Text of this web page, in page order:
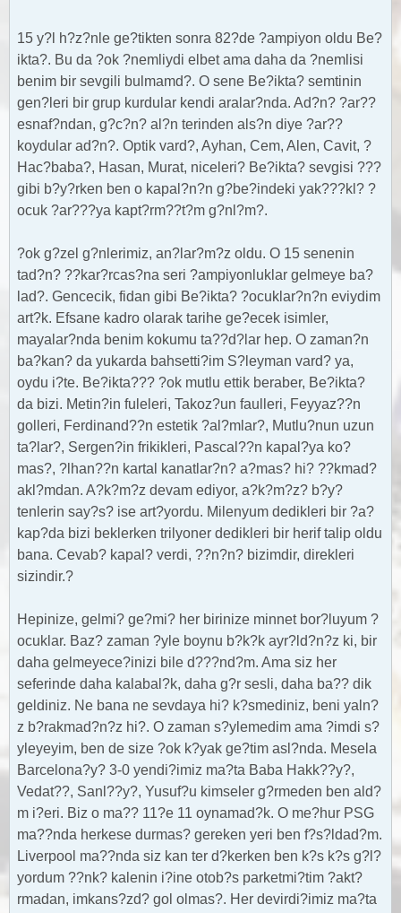
15 y?l h?z?nle ge?tikten sonra 82?de ?ampiyon oldu Be?
ikta?. Bu da ?ok ?nemliydi elbet ama daha da ?nemlisi
benim bir sevgili bulmamd?. O sene Be?ikta? semtinin
gen?leri bir grup kurdular kendi aralar?nda. Ad?n? ?ar??
esnaf?ndan, g?c?n? al?n terinden als?n diye ?ar??
koydular ad?n?. Optik vard?, Ayhan, Cem, Alen, Cavit, ?
Hac?baba?, Hasan, Murat, niceleri? Be?ikta? sevgisi ???
gibi b?y?rken ben o kapal?n?n g?be?indeki yak???kl? ?
ocuk ?ar???ya kapt?rm??t?m g?nl?m?.
?ok g?zel g?nlerimiz, an?lar?m?z oldu. O 15 senenin
tad?n? ??kar?rcas?na seri ?ampiyonluklar gelmeye ba?
lad?. Gencecik, fidan gibi Be?ikta? ?ocuklar?n?n eviydim
art?k. Efsane kadro olarak tarihe ge?ecek isimler,
mayalar?nda benim kokumu ta??d?lar hep. O zaman?n
ba?kan? da yukarda bahsetti?im S?leyman vard? ya,
oydu i?te. Be?ikta??? ?ok mutlu ettik beraber, Be?ikta?
da bizi. Metin?in fuleleri, Takoz?un faulleri, Feyyaz??n
golleri, Ferdinand??n estetik ?al?mlar?, Mutlu?nun uzun
ta?lar?, Sergen?in frikikleri, Pascal??n kapal?ya ko?
mas?, ?lhan??n kartal kanatlar?n? a?mas? hi? ??kmad?
akl?mdan. A?k?m?z devam ediyor, a?k?m?z? b?y?
tenlerin say?s? ise art?yordu. Milenyum dedikleri bir ?a?
kap?da bizi beklerken trilyoner dedikleri bir herif talip oldu
bana. Cevab? kapal? verdi, ??n?n? bizimdir, direkleri
sizindir.?
Hepinize, gelmi? ge?mi? her birinize minnet bor?luyum ?
ocuklar. Baz? zaman ?yle boynu b?k?k ayr?ld?n?z ki, bir
daha gelmeyece?inizi bile d???nd?m. Ama siz her
seferinde daha kalabal?k, daha g?r sesli, daha ba?? dik
geldiniz. Ne bana ne sevdaya hi? k?smediniz, beni yaln?
z b?rakmad?n?z hi?. O zaman s?ylemedim ama ?imdi s?
yleyeyim, ben de size ?ok k?yak ge?tim asl?nda. Mesela
Barcelona?y? 3-0 yendi?imiz ma?ta Baba Hakk??y?,
Vedat??, Sanl??y?, Yusuf?u kimseler g?rmeden ben ald?
m i?eri. Biz o ma?? 11?e 11 oynamad?k. O me?hur PSG
ma??nda herkese durmas? gereken yeri ben f?s?ldad?m.
Liverpool ma??nda siz kan ter d?kerken ben k?s k?s g?l?
yordum ??nk? kalenin i?ine otob?s parketmi?tim ?akt?
rmadan, imkans?zd? gol olmas?. Her devirdi?imiz ma?ta